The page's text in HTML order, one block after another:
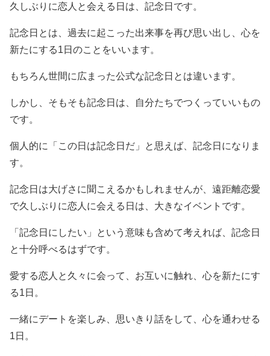
久しぶりに恋人と会える日は、記念日です。
記念日とは、過去に起こった出来事を再び思い出し、心を
新たにする1日のことをいいます。
もちろん世間に広まった公式な記念日とは違います。
しかし、そもそも記念日は、自分たちでつくっていいもの
です。
個人的に「この日は記念日だ」と思えば、記念日になりま
す。
記念日は大げさに聞こえるかもしれませんが、遠距離恋愛
で久しぶりに恋人に会える日は、大きなイベントです。
「記念日にしたい」という意味も含めて考えれば、記念日
と十分呼べるはずです。
愛する恋人と久々に会って、お互いに触れ、心を新たにす
る1日。
一緒にデートを楽しみ、思いきり話をして、心を通わせる
1日。